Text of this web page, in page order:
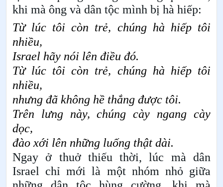
khi mà ông và dân tộc mình bị hà hiếp:
Từ lúc tôi còn trẻ, chúng hà hiếp tôi
nhiều,
Israel hãy nói lên điều đó.
Từ lúc tôi còn trẻ, chúng hà hiếp tôi
nhiều,
nhưng đã không hề thắng được tôi.
Trên lưng này, chúng cày ngang cày
dọc,
đào xới lên những luống thật dài.
Ngay ở thuở thiếu thời, lúc mà dân
Israel chỉ mới là một nhóm nhỏ giữa